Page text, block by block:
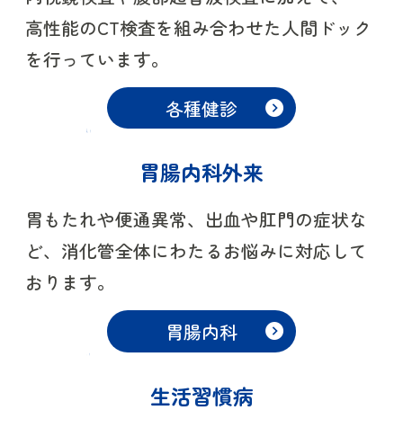
高性能のCT検査を組み合わせた人間ドック
を行っています。
各種健診
胃腸内科外来
胃もたれや便通異常、出血や肛門の症状な
ど、消化管全体にわたるお悩みに対応して
おります。
胃腸内科
生活習慣病